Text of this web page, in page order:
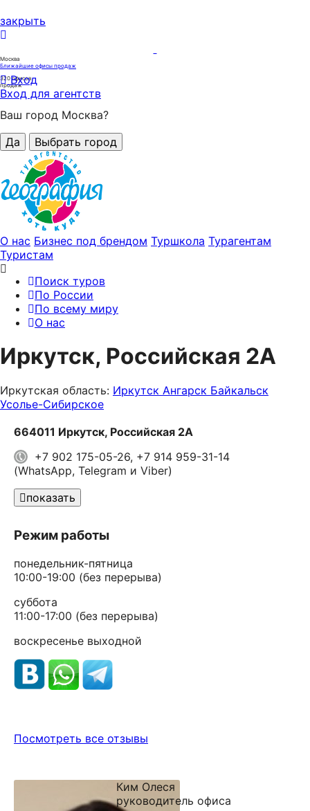
закрыть
Москва
Ближайшие офисы продаж
320офисов
продаж
Вход
Вход для агентств
Ваш город Москва?
Да
Выбрать город
О нас Бизнес под брендом Туршкола Турагентам
Туристам
Поиск туров
По России
По всему миру
О нас
Иркутск, Российская 2А
Иркутская область: Иркутск Ангарск Байкальск
Усолье-Сибирское
664011 Иркутск, Российская 2А
+7 902 175-05-26, +7 914 959-31-14
(WhatsApp, Telegram и Viber)
показать
Режим работы
понедельник-пятница
10:00-19:00 (без перерыва)
суббота
11:00-17:00 (без перерыва)
воскресенье выходной
Посмотреть все отзывы
Ким Олеся
руководитель офиса